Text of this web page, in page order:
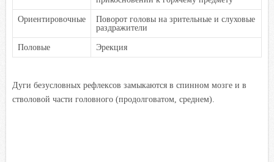
Ориентировочные
Поворот головы на зрительные и слуховые
раздражители
Половые
Эрекция
Дуги безусловных рефлексов замыкаются в спинном мозге и в
стволовой части головного (продолговатом, среднем).